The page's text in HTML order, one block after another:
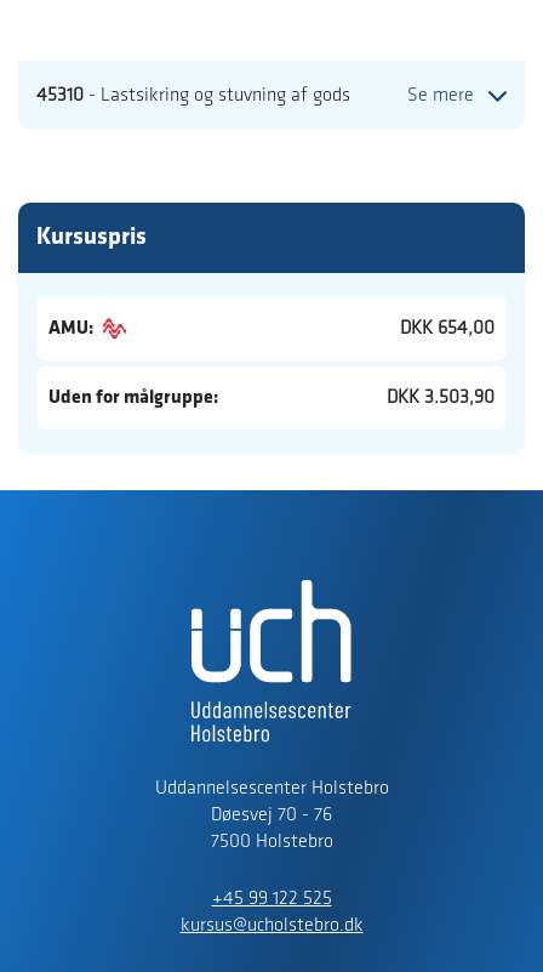
45310 - Lastsikring og stuvning af gods Se mere
Kursuspris
AMU: DKK 654,00
Uden for målgruppe: DKK 3.503,90
Uddannelsescenter Holstebro
Døesvej 70 - 76
7500 Holstebro
+45 99 122 525
kursus@ucholstebro.dk